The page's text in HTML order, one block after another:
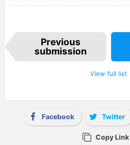
t
m
Previous
submission
View full list
Facebook Twitter
Copy Link